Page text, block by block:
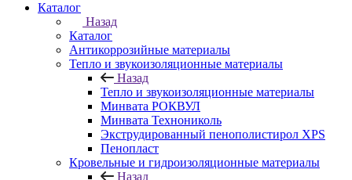
Каталог
Назад
Каталог
Антикоррозийные материалы
Тепло и звукоизоляционные материалы
Назад
Тепло и звукоизоляционные материалы
Минвата РОКВУЛ
Минвата Технониколь
Экструдированный пенополистирол XPS
Пенопласт
Кровельные и гидроизоляционные материалы
Назад